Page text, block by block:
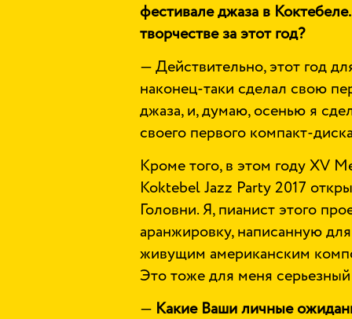
фестивале джаза в
творчестве за этот год?
— Действительно, этот год
наконец-таки сделал свою
джаза, и, думаю, осенью я
своего первого компакт-
Кроме того, в этом году XV
Koktebel Jazz Party 2017
Головни. Я, пианист этого
аранжировку, написанную
живущим американским
Это тоже для меня
— Какие Ваши личные